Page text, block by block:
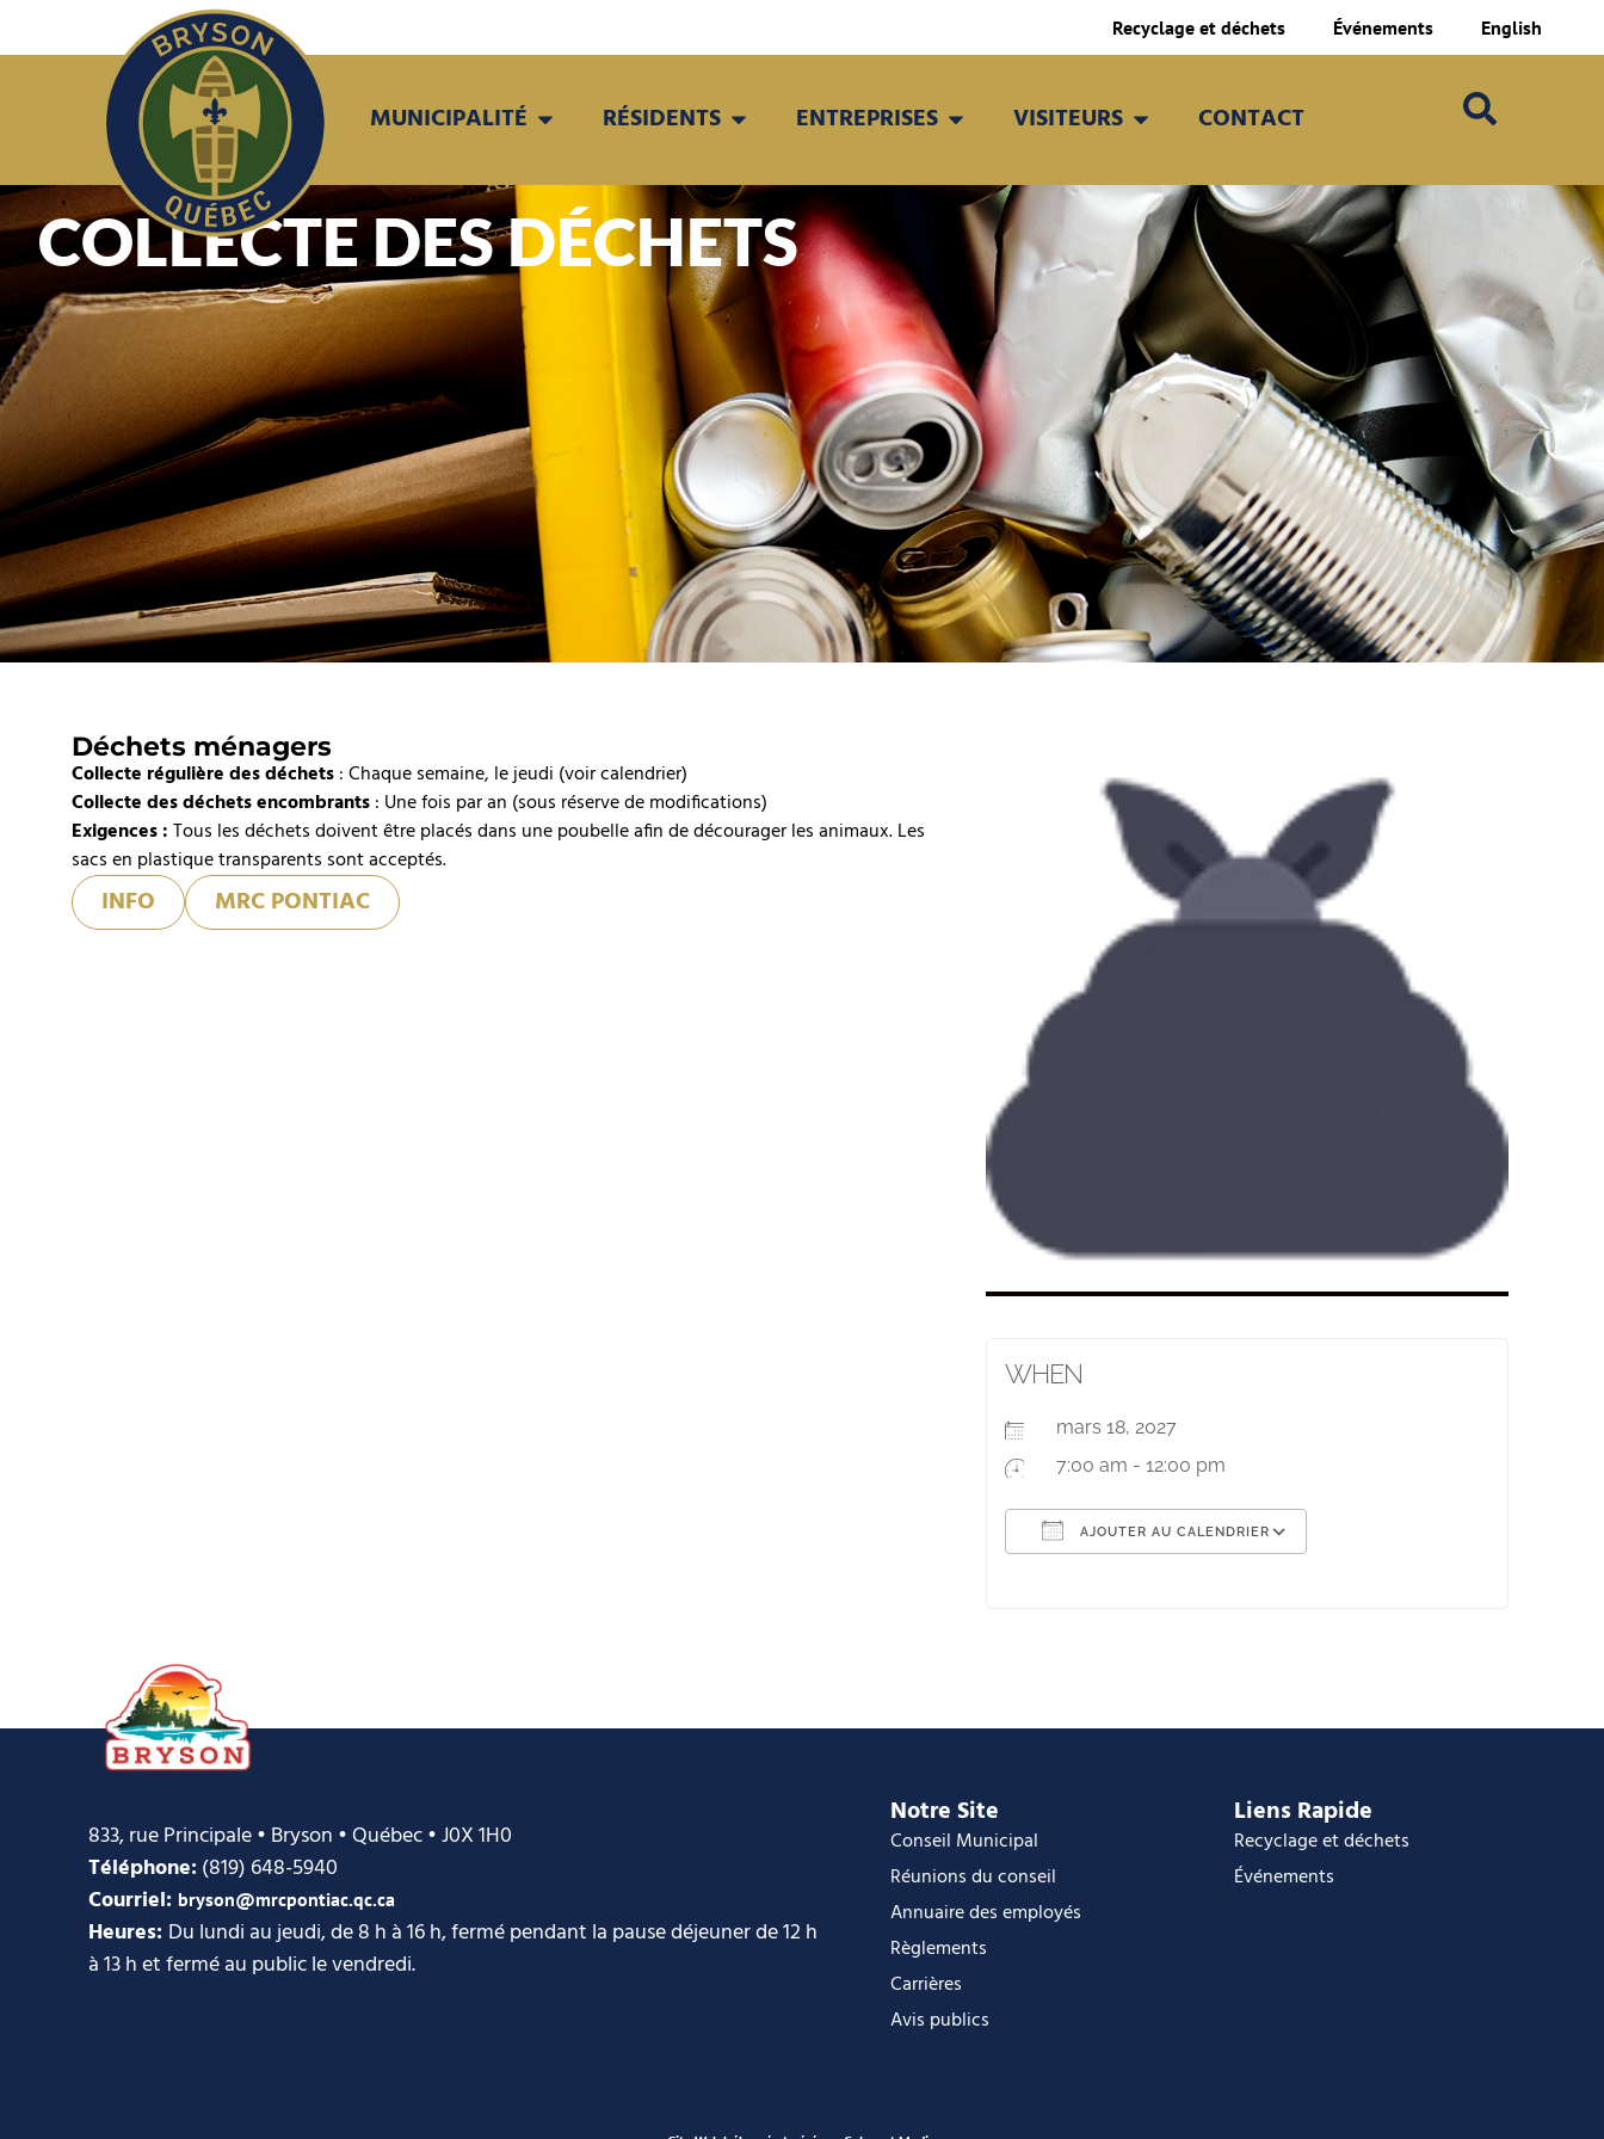
Recyclage et déchets Événements English
MUNICIPALITÉ RÉSIDENTS ENTREPRISES VISITEURS CONTACT
COLLECTE DES DÉCHETS
Déchets ménagers
Collecte régulière des déchets: Chaque semaine, le jeudi (voir calendrier)
Collecte des déchets encombrants: Une fois par an (sous réserve de modifications)
Exigences :Tous les déchets doivent être placés dans une poubelle afin de décourager les animaux. Les
sacs en plastique transparents sont acceptés.
INFO MRC PONTIAC
WHEN
mars 18, 2027
7:00 am - 12:00 pm
AJOUTER AU CALENDRIER
833, rue Principale • Bryson • Québec • J0X 1H0
Téléphone:(819) 648-5940
Courriel: bryson@mrcpontiac.qc.ca
Heures: Du lundi au jeudi, de 8 h à 16 h, fermé pendant la pause déjeuner de 12 h
à 13 h et fermé au public le vendredi.
Notre Site
Conseil Municipal
Réunions du conseil
Annuaire des employés
Règlements
Carrières
Avis publics
Liens Rapide
Recyclage et déchets
Événements